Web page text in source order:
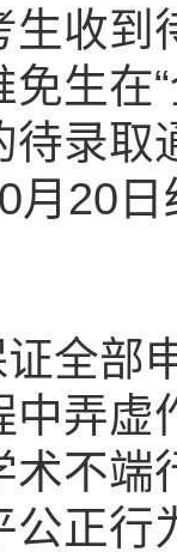
生收到
生在
待录取
月20日
全部
中弄虚
术不端
公正行